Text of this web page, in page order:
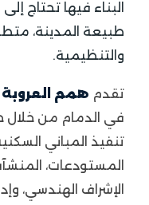
البناء فيها تحتاج
طبيعة المدينة،
والتنظيمية.
تقدم همم
في الدمام من خلال
تنفيذ المباني
المستودعات،
الإشراف الهندسي،